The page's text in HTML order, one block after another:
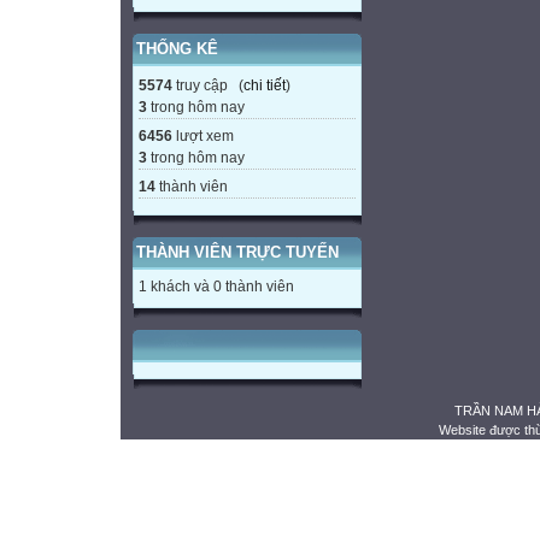
THỐNG KÊ
5574 truy cập (chi tiết)
3 trong hôm nay
6456 lượt xem
3 trong hôm nay
14 thành viên
THÀNH VIÊN TRỰC TUYẾN
1 khách và 0 thành viên
TRẦN NAM
Website được